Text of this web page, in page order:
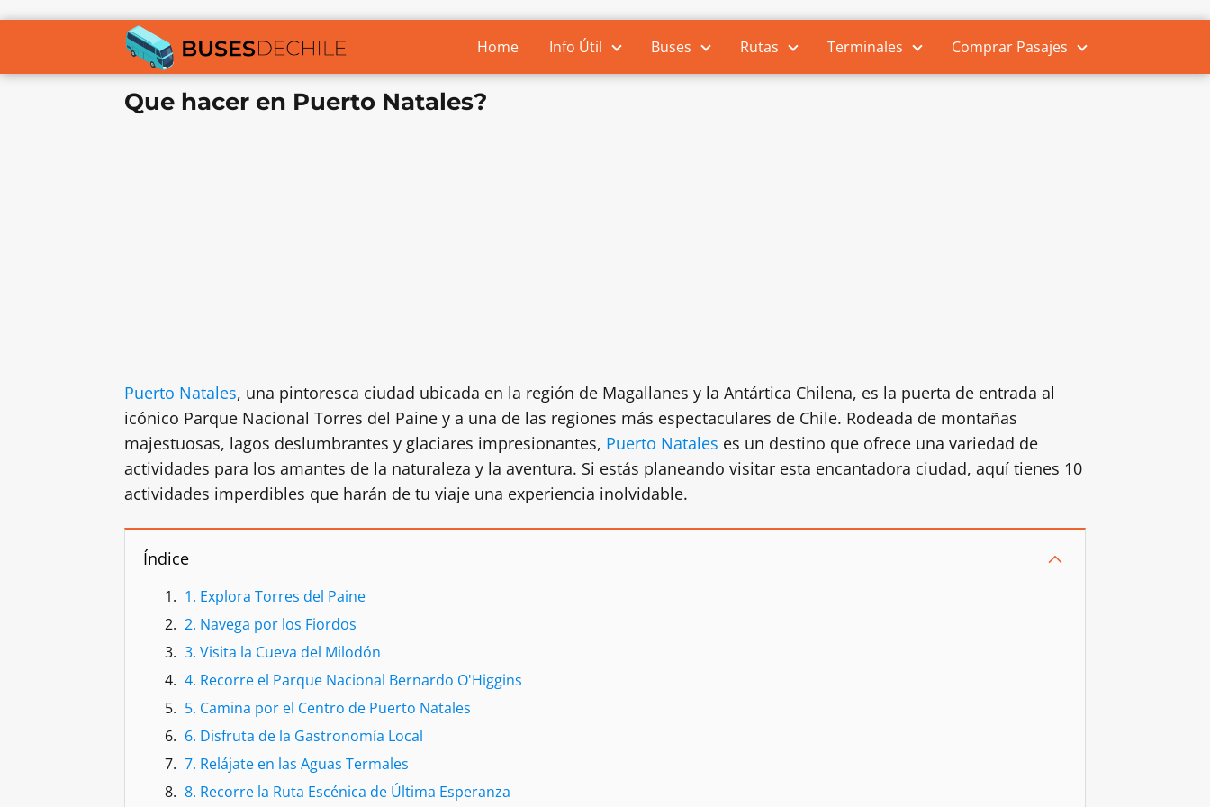
Home Info Útil Buses Rutas Terminales Comprar Pasajes
Que hacer en Puerto Natales?
Puerto Natales, una pintoresca ciudad ubicada en la región de Magallanes y la Antártica Chilena, es la puerta de entrada al
icónico Parque Nacional Torres del Paine y a una de las regiones más espectaculares de Chile. Rodeada de montañas
majestuosas, lagos deslumbrantes y glaciares impresionantes, Puerto Natales es un destino que ofrece una variedad de
actividades para los amantes de la naturaleza y la aventura. Si estás planeando visitar esta encantadora ciudad, aquí tienes 10
actividades imperdibles que harán de tu viaje una experiencia inolvidable.
Índice
1. Explora Torres del Paine
2. Navega por los Fiordos
3. Visita la Cueva del Milodón
4. Recorre el Parque Nacional Bernardo O'Higgins
5. Camina por el Centro de Puerto Natales
6. Disfruta de la Gastronomía Local
7. Relájate en las Aguas Termales
8. Recorre la Ruta Escénica de Última Esperanza